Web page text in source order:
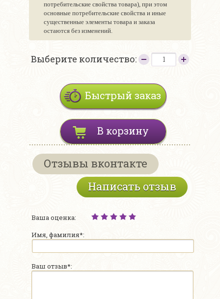
потребительские свойства товара), при этом
основные потребительские свойства и иные
существенные элементы товара и заказа
остаются без изменений.
Выберите количество:
Быстрый заказ
В корзину
Отзывы вконтакте
Написать отзыв
Ваша оценка:
Имя, фамилия*:
Ваш отзыв*: